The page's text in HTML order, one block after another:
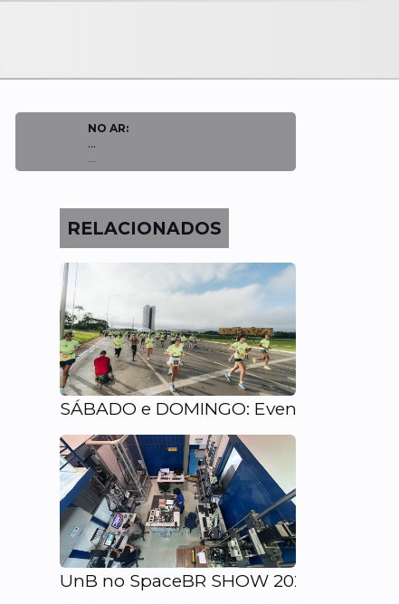
NO AR:
...
RELACIONADOS
SÁBADO e DOMINGO: Eventos
UnB no SpaceBR SHOW 2026: Hub